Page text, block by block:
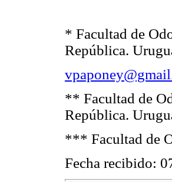
* Facultad de
República.
** Facultad de
República.
*** Facultad de
Fecha recibido: